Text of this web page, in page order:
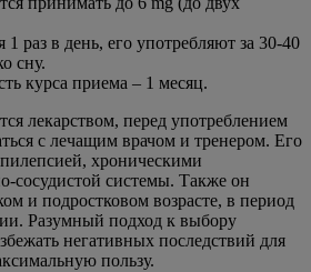
раз в день, его употребляют за 30-40
сну.
курса приема – 1 месяц.
лекарством, перед употреблением
с лечащим врачом и тренером. Его
хроническими
сосудистой системы. Также он
и подростковом возрасте, в период
Разумный подход к выбору
негативных последствий для
пользу.